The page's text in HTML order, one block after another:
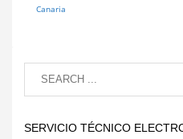
Canaria
SERVICIO TÉCNICO